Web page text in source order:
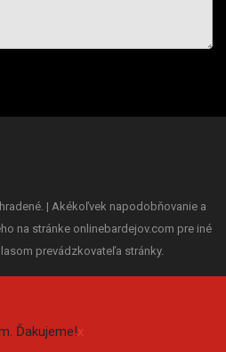
| Akékoľvek napodobňovanie a
na stránke onlinebardejov.com pre iné
prevádzkovateľa stránky.
Ďakujeme!x